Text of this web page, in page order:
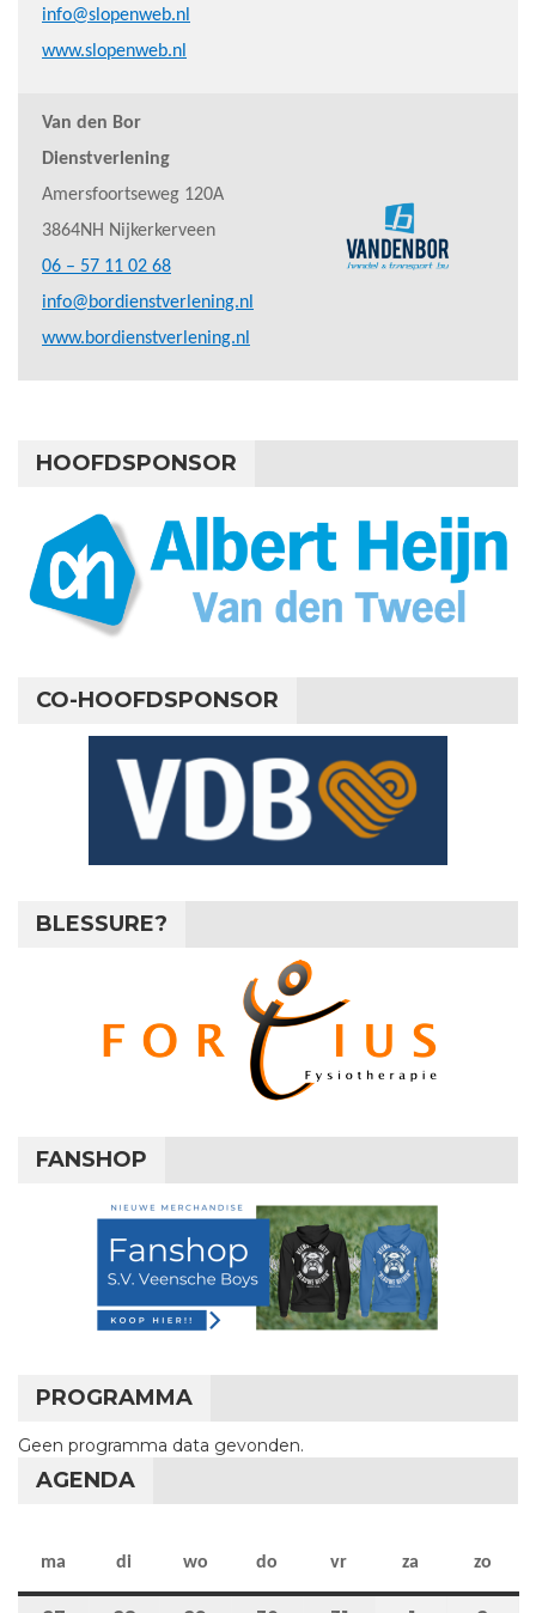
info@slopenweb.nl
www.slopenweb.nl
Van den Bor
Dienstverlening
Amersfoortseweg 120A
3864NH Nijkerkerveen
06 – 57 11 02 68
info@bordienstverlening.nl
www.bordienstverlening.nl
HOOFDSPONSOR
CO-HOOFDSPONSOR
BLESSURE?
FANSHOP
PROGRAMMA
Geen programma data gevonden.
AGENDA
ma maandag
di dinsdag
wo woensdag
do donderdag
vr vrijdag
za zaterdag
zo